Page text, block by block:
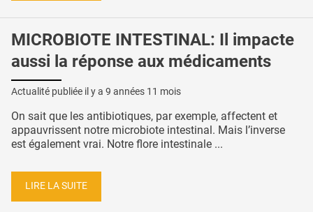
MICROBIOTE INTESTINAL: Il impacte
aussi la réponse aux médicaments
Actualité publiée il y a 9 années 11 mois
On sait que les antibiotiques, par exemple, affectent et
appauvrissent notre microbiote intestinal. Mais l’inverse
est également vrai. Notre flore intestinale ...
LIRE LA SUITE